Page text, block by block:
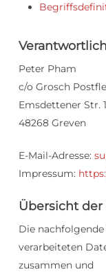
Peter Pham
c/o Grosch
Emsdettener Str.
48268 Greven
E-Mail-Adresse:
Impressum:
Übersicht
Die
verarbeiteten
zusammen und